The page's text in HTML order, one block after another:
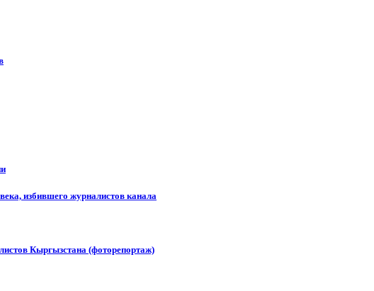
избившего журналистов канала
Кыргызстана (фоторепортаж)